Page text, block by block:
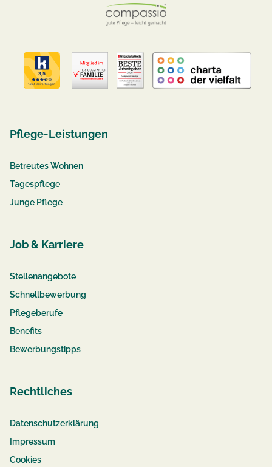
Pflege-Leistungen
Betreutes Wohnen
Tagespflege
Junge Pflege
Job & Karriere
Stellenangebote
Schnellbewerbung
Pflegeberufe
Benefits
Bewerbungstipps
Rechtliches
Datenschutzerklärung
Impressum
Cookies